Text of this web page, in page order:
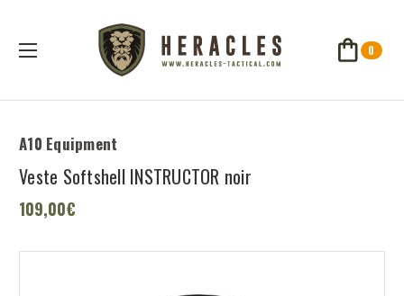
0
A10 Equipment
Veste Softshell INSTRUCTOR noir
109,00€